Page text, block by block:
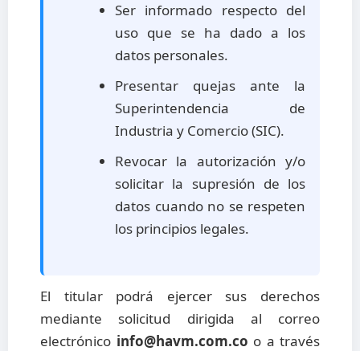
Ser informado respecto del
uso que se ha dado a los
datos personales.
Presentar quejas ante la
Superintendencia de
Industria y Comercio (SIC).
Revocar la autorización y/o
solicitar la supresión de los
datos cuando no se respeten
los principios legales.
El titular podrá ejercer sus derechos
mediante solicitud dirigida al correo
electrónico info@havm.com.co o a través